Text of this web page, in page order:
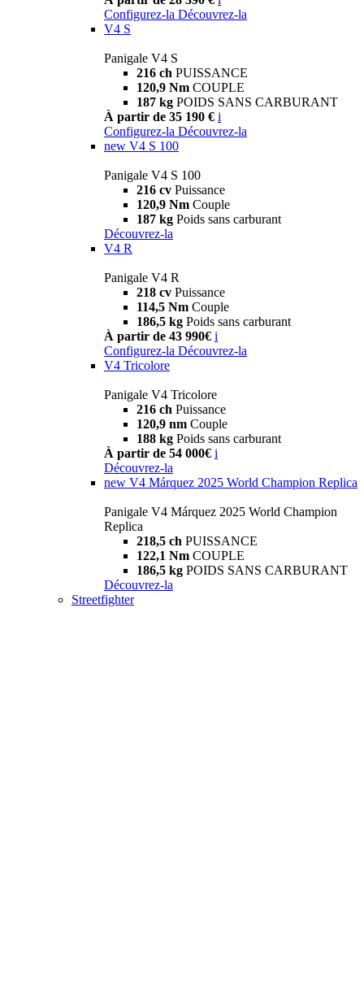
Configurez-la Découvrez-la
V4 S
Panigale V4 S
216 ch PUISSANCE
120,9 Nm COUPLE
187 kg POIDS SANS CARBURANT
À partir de 35 190 € i
Configurez-la Découvrez-la
new V4 S 100
Panigale V4 S 100
216 cv Puissance
120,9 Nm Couple
187 kg Poids sans carburant
Découvrez-la
V4 R
Panigale V4 R
218 cv Puissance
114,5 Nm Couple
186,5 kg Poids sans carburant
À partir de 43 990€ i
Configurez-la Découvrez-la
V4 Tricolore
Panigale V4 Tricolore
216 ch Puissance
120,9 nm Couple
188 kg Poids sans carburant
À partir de 54 000€ i
Découvrez-la
new V4 Márquez 2025 World Champion Replica
Panigale V4 Márquez 2025 World Champion
Replica
218,5 ch PUISSANCE
122,1 Nm COUPLE
186,5 kg POIDS SANS CARBURANT
Découvrez-la
Streetfighter